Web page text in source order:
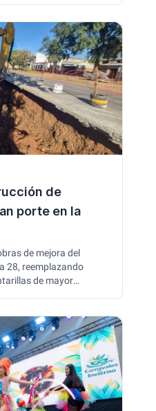
a distintos
Peña.
de
porte en la
de mejora del
28, reemplazando
de mayor
anegamientos